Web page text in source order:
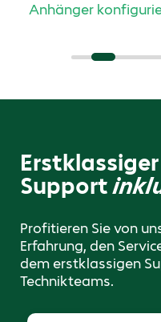
Anhänger
Support
Profitieren Sie von
Erfahrung, den
dem erstklassigen
Technikteams.